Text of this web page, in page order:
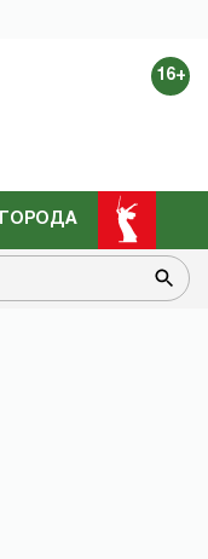
16+